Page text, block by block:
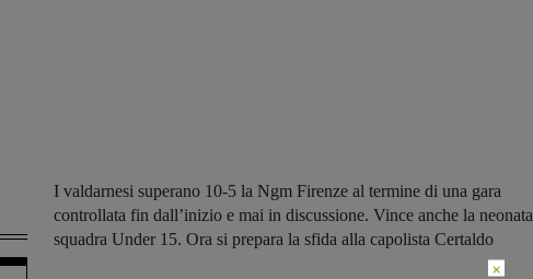
I valdarnesi superano 10-5 la Ngm Firenze al termine di una gara
controllata fin dall’inizio e mai in discussione. Vince anche la neonata
squadra Under 15. Ora si prepara la sfida alla capolista Certaldo
×